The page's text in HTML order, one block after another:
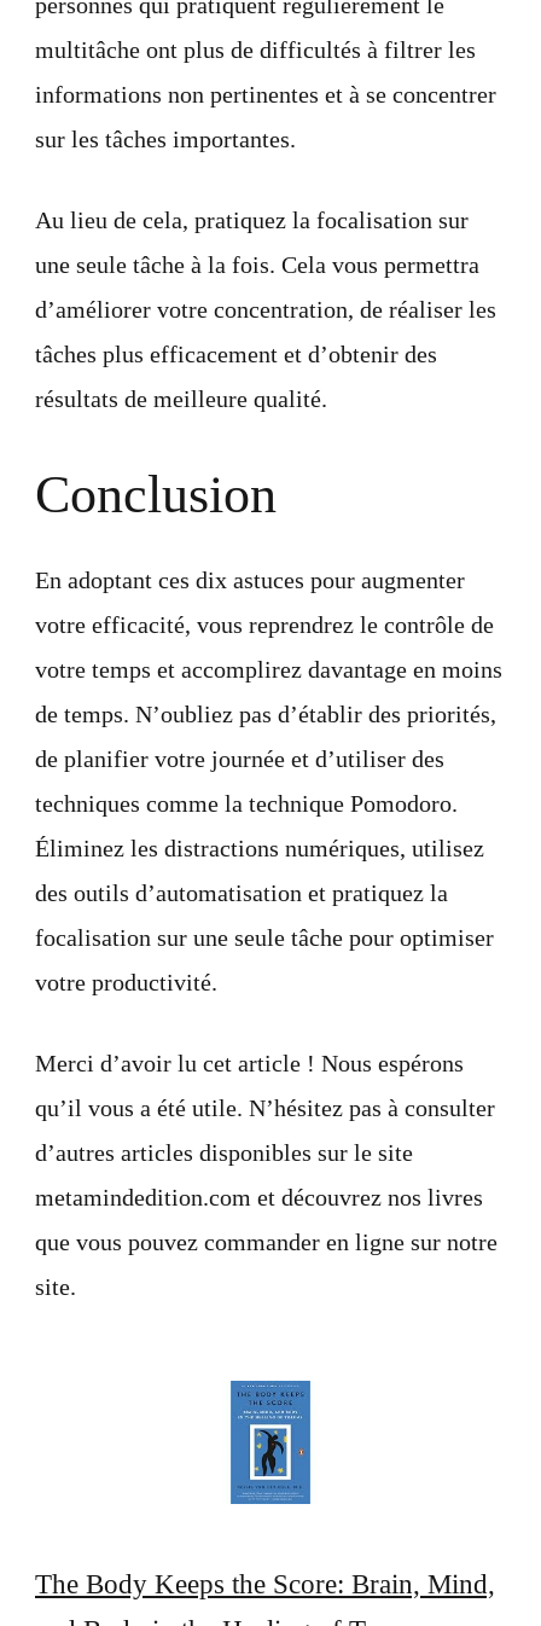
multitâche ont plus de difficultés à filtrer les
informations non pertinentes et à se concentrer
sur les tâches importantes.
Au lieu de cela, pratiquez la focalisation sur
une seule tâche à la fois. Cela vous permettra
d’améliorer votre concentration, de réaliser les
tâches plus efficacement et d’obtenir des
résultats de meilleure qualité.
Conclusion
En adoptant ces dix astuces pour augmenter
votre efficacité, vous reprendrez le contrôle de
votre temps et accomplirez davantage en moins
de temps. N’oubliez pas d’établir des priorités,
de planifier votre journée et d’utiliser des
techniques comme la technique Pomodoro.
Éliminez les distractions numériques, utilisez
des outils d’automatisation et pratiquez la
focalisation sur une seule tâche pour optimiser
votre productivité.
Merci d’avoir lu cet article ! Nous espérons
qu’il vous a été utile. N’hésitez pas à consulter
d’autres articles disponibles sur le site
metamindedition.com et découvrez nos livres
que vous pouvez commander en ligne sur notre
site.
The Body Keeps the Score: Brain, Mind,